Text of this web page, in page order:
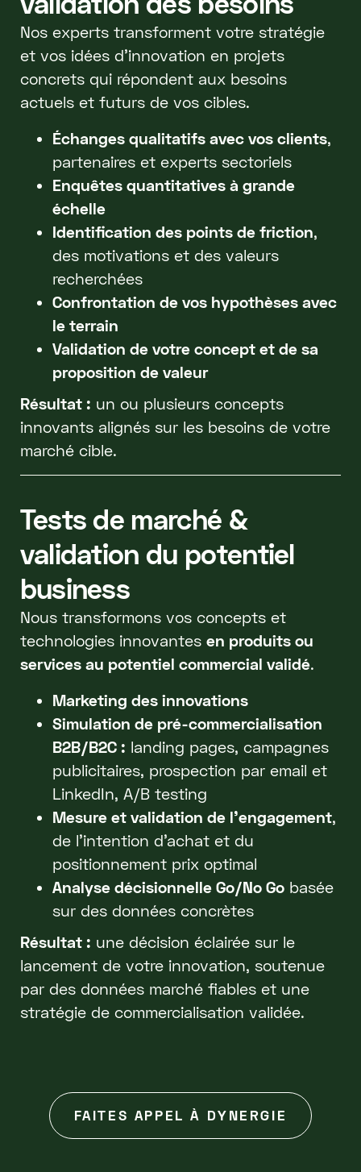
Nos experts transforment votre stratégie
et vos idées d'innovation en projets
concrets qui répondent aux besoins
actuels et futurs de vos cibles.
Échanges qualitatifs avec vos clients,
partenaires et experts sectoriels
Enquêtes quantitatives à grande
échelle
Identification des points de friction,
des motivations et des valeurs
recherchées
Confrontation de vos hypothèses avec
le terrain
Validation de votre concept et de sa
proposition de valeur
Résultat : un ou plusieurs concepts
innovants alignés sur les besoins de votre
marché cible.
Tests de marché &
validation du potentiel
business
Nous transformons vos concepts et
technologies innovantes en produits ou
services au potentiel commercial validé.
Marketing des innovations
Simulation de pré-commercialisation
B2B/B2C : landing pages, campagnes
publicitaires, prospection par email et
LinkedIn, A/B testing
Mesure et validation de l'engagement,
de l'intention d'achat et du
positionnement prix optimal
Analyse décisionnelle Go/No Gobasée
sur des données concrètes
Résultat : une décision éclairée sur le
lancement de votre innovation, soutenue
par des données marché fiables et une
stratégie de commercialisation validée.
FAITES APPEL À DYNERGIE